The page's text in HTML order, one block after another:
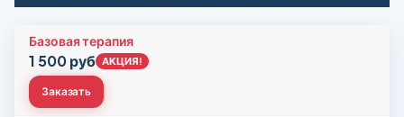
Базовая терапия
1 500 руб АКЦИЯ!
Заказать